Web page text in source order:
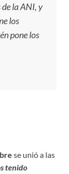
de la ANI, y
los
pone los
se unió a las
tenido